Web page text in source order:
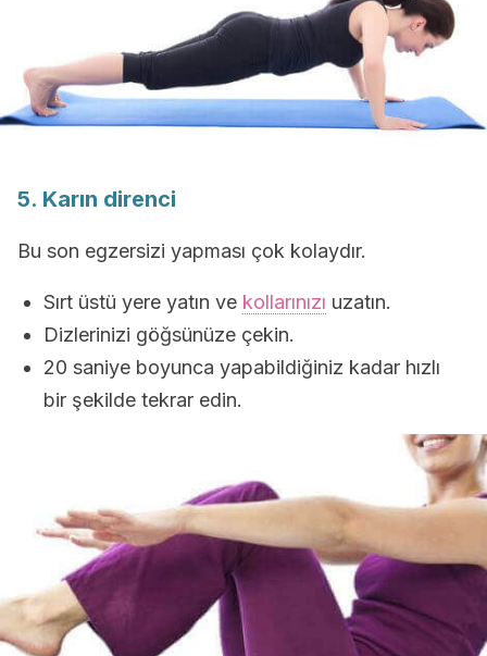
5. Karın direnci
Bu son egzersizi yapması çok kolaydır.
Sırt üstü yere yatın ve kollarınızı uzatın.
Dizlerinizi göğsünüze çekin.
20 saniye boyunca yapabildiğiniz kadar hızlı
bir şekilde tekrar edin.